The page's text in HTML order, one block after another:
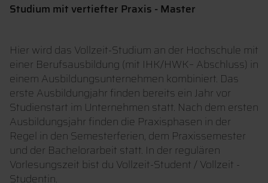
Studium mit vertiefter Praxis - Master
Hier wird das Vollzeit-Studium an der Hochschule mit
einer Berufsausbildung (mit IHK/HWK– Abschluss) in
einem Ausbildungsunternehmen kombiniert. Das
erste Ausbildungjahr finden bereits ein Jahr vor
Studienstart im Unternehmen statt. Nach dem ersten
Ausbildungsjahr finden die Praxisphasen in der
Regel in den Semesterferien, dem Praxissemester
und der Bachelorarbeit statt. In der regulären
Vorlesungszeit bist du Vollzeit-Student / Vollzeit -
Studentin.